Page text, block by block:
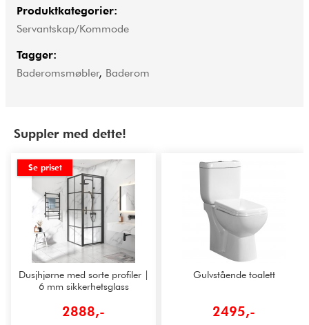
Produktkategorier:
Servantskap/Kommode
Tagger:
Baderomsmøbler, Baderom
Suppler med dette!
Se priset
Dusjhjørne med sorte profiler |
6 mm sikkerhetsglass
2888,-
Gulvstående toalett
2495,-